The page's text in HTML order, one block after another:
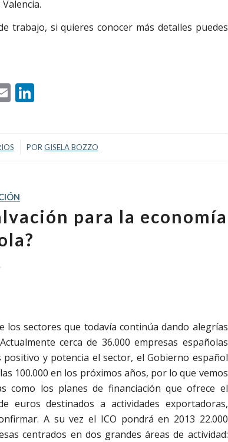
trabajo, si quieres conocer más detalles puedes
Email
POR GISELA BOZZO
para la economía
los sectores que todavía continúa dando alegrías
cerca de 36.000 empresas españolas
y potencia el sector, el Gobierno español
100.000 en los próximos años, por lo que vemos
como los planes de financiación que ofrece el
euros destinados a actividades exportadoras,
A su vez el ICO pondrá en 2013 22.000
centrados en dos grandes áreas de actividad: